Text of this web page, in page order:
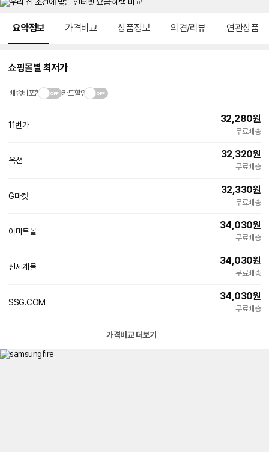
요약정보 가격비교 상품정보 의견/리뷰 연관상품
쇼핑몰별 최저가
배송비포함 카드할인
11번가
32,280원
무료배송
옥션
32,320원
무료배송
G마켓
32,330원
무료배송
이마트몰
34,030원
무료배송
신세계몰
34,030원
무료배송
SSG.COM
34,030원
무료배송
가격비교 더보기